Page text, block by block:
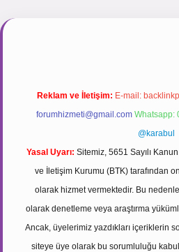
Reklam ve İletişim: E-mail:
forumhizmeti@gmail.com Whatsapp:
@karabul
Yasal Uyarı: Sitemiz, 5651 Sayılı
ve İletişim Kurumu (BTK) tarafından
olarak hizmet vermektedir. Bu
olarak denetleme veya araştırma
Ancak, üyelerimiz yazdıkları içeriklerin
siteye üye olarak bu sorumluluğu